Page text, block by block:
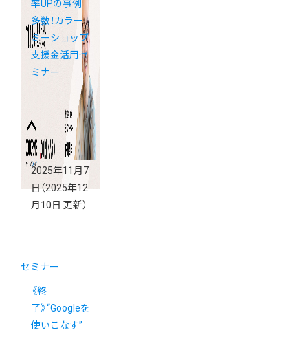
率UPの事例
多数！カラー
ミーショップ
支援金活用セ
ミナー
2025年11月7
日（2025年12
月10日 更新）
セミナー
《終
了》“Googleを
使いこなす”